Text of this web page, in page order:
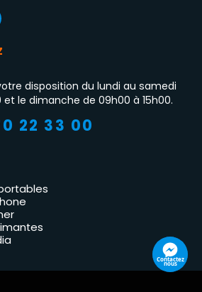
disposition du lundi au samedi
et le dimanche de 09h00 à 15h00.
22 33 00
Contactez
nous